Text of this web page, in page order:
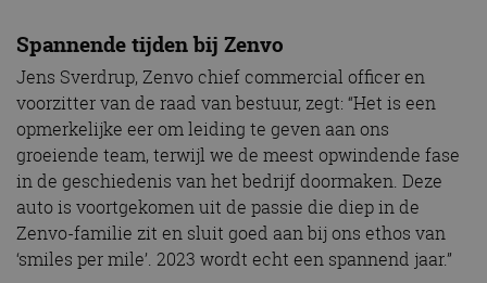
Spannende tijden bij Zenvo
Jens Sverdrup, Zenvo chief commercial officer en
voorzitter van de raad van bestuur, zegt: “Het is een
opmerkelijke eer om leiding te geven aan ons
groeiende team, terwijl we de meest opwindende fase
in de geschiedenis van het bedrijf doormaken. Deze
auto is voortgekomen uit de passie die diep in de
Zenvo-familie zit en sluit goed aan bij ons ethos van
‘smiles per mile’. 2023 wordt echt een spannend jaar.”